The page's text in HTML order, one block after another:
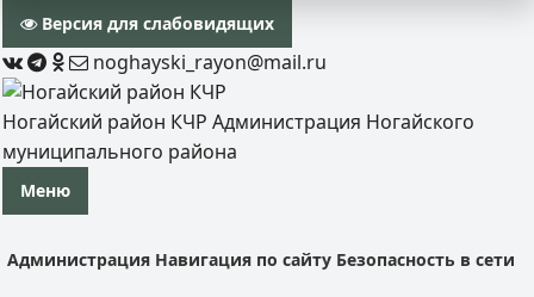
Версия для слабовидящих
noghayski_rayon@mail.ru
Ногайский район КЧР Администрация Ногайского
муниципального района
Меню
Администрация Навигация по сайту Безопасность в сети